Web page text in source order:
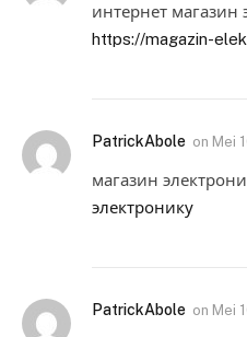
интернет магазин
https://magazin-
PatrickAbole on Mei
магазин
электронику
PatrickAbole on Mei